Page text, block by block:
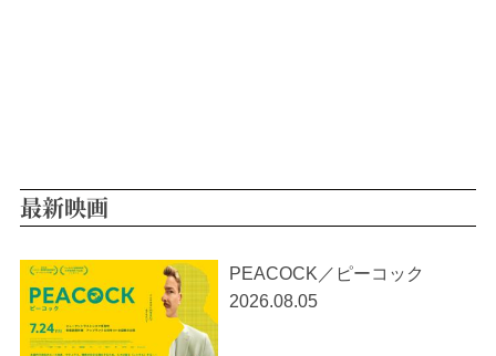
最新映画
PEACOCK／ピーコック
2026.08.05